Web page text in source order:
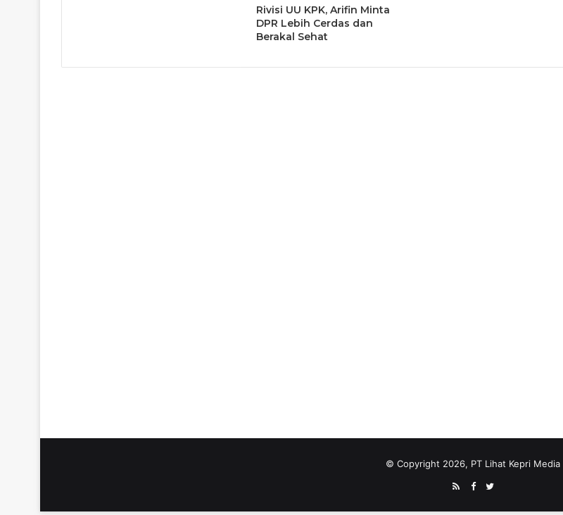
Rivisi UU KPK, Arifin Minta
DPR Lebih Cerdas dan
Berakal Sehat
© Copyright 2026, PT Lihat Kepri Media